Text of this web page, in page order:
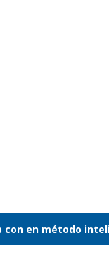
con en método